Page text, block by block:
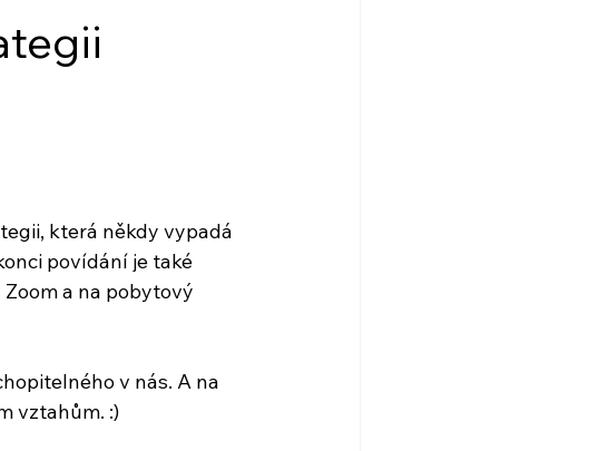
která někdy vypadá
povídání je také
a na pobytový
v nás. A na
vztahům. :)